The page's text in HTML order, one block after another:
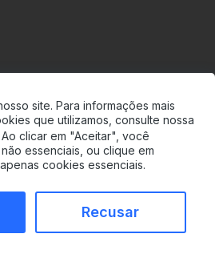
site. Para informações mais
que utilizamos, consulte nossa
Ao clicar em "Aceitar", você
essenciais, ou clique em
cookies essenciais.
Recusar